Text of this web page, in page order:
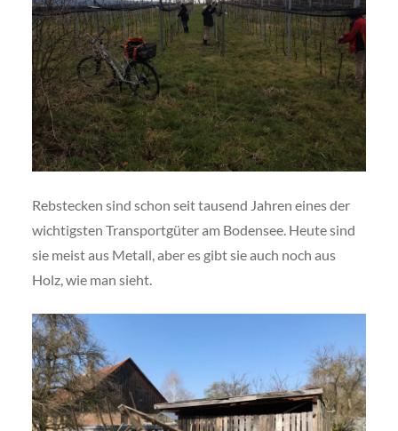
Rebstecken sind schon seit tausend Jahren eines der
wichtigsten Transportgüter am Bodensee. Heute sind
sie meist aus Metall, aber es gibt sie auch noch aus
Holz, wie man sieht.